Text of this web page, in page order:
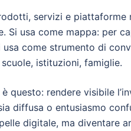
servizi e
Si usa come mappa: per
come strumento di
istituzioni, famiglie.
questo: rendere visibile
diffusa o entusiasmo
digitale, ma diventare